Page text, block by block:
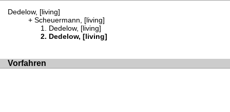
Dedelow, [living]
Scheuermann, [living]
Dedelow, [living]
Dedelow, [living]
Vorfahren